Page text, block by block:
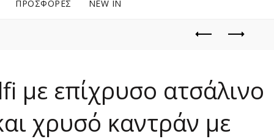
ΠΡΟΣΦΟΡΕΣ NEW IN
με επίχρυσο ατσάλινο
χρυσό καντράν με